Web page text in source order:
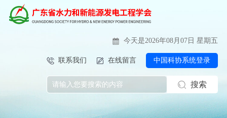
今天是2026年08月07日 星期五
联系我们 在线留言 中国科协系统登录
搜索